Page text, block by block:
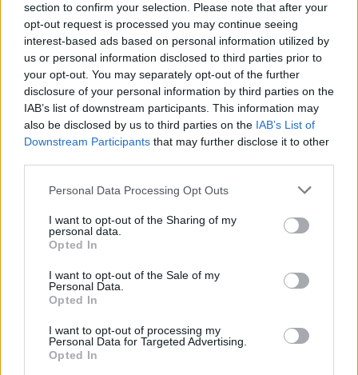
section to confirm your selection. Please note that after your
opt-out request is processed you may continue seeing
interest-based ads based on personal information utilized by
us or personal information disclosed to third parties prior to
your opt-out. You may separately opt-out of the further
disclosure of your personal information by third parties on the
IAB’s list of downstream participants. This information may
also be disclosed by us to third parties on the IAB’s List of
Downstream Participants that may further disclose it to other
Personal Data Processing Opt Outs
I want to opt-out of the Sharing of my
personal data.
Opted In
I want to opt-out of the Sale of my
Personal Data.
Opted In
I want to opt-out of processing my
Personal Data for Targeted Advertising.
Opted In
Article précédent
3 astuces psychologiques
infaillibles pour briser vos
mauvaises habitudes
Article suivant
Le secret de Sally 95 ans :
elle limite une boisson
addictive sans renoncer au
sucré
news